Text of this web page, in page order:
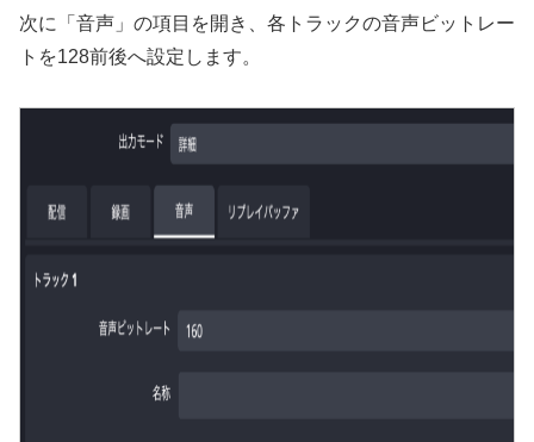
次に「音声」の項目を開き、各トラックの音声ビットレー
トを128前後へ設定します。